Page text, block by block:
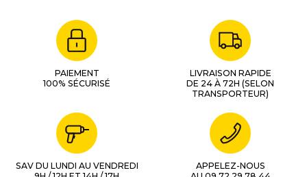
PAIEMENT
100% SÉCURISÉ
LIVRAISON RAPIDE
DE 24 À 72H (SELON
TRANSPORTEUR)
SAV DU LUNDI AU VENDREDI
APPELEZ-NOUS